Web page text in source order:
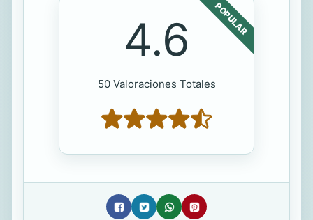
POPULAR
4.6
50 Valoraciones Totales